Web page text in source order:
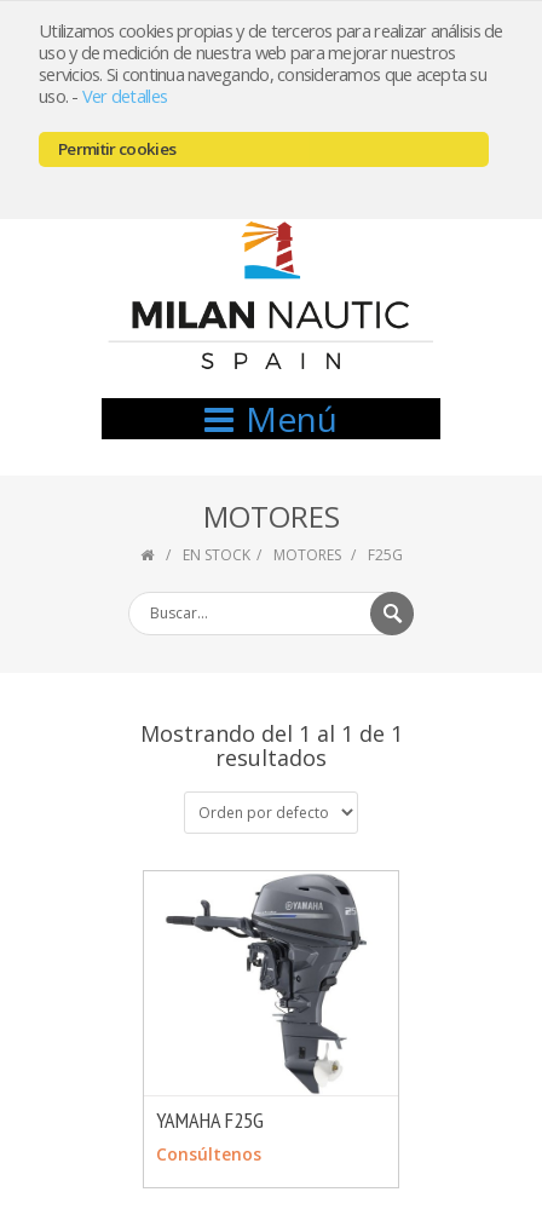
Utilizamos cookies propias y de terceros para realizar análisis de
uso y de medición de nuestra web para mejorar nuestros
servicios. Si continua navegando, consideramos que acepta su
uso. - Ver detalles
Permitir cookies
Registrarse Mi cuenta
666521122 // 654999333
Menú
MOTORES
EN STOCK MOTORES F25G
Mostrando del 1 al 1 de 1
resultados
CONSULTAR
YAMAHA F25G
Consúltenos